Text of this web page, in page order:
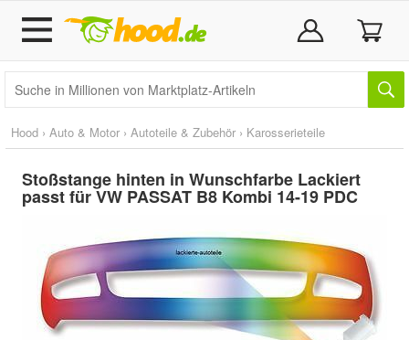
Hood › Auto & Motor › Autoteile & Zubehör › Karosserieteile
Stoßstange hinten in Wunschfarbe Lackiert
passt für VW PASSAT B8 Kombi 14-19 PDC